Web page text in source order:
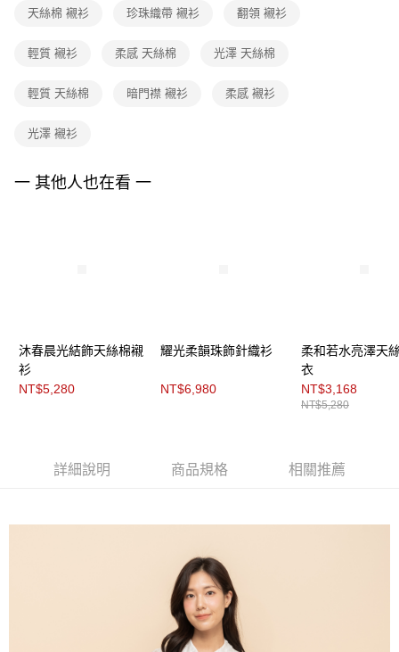
結帳頁面，進行簡訊認證並確認金額後，即可完成結帳。
３．收到繳費通知簡訊後14天內，點擊此簡訊中的連結，可透過四大超商／
購買商品的店家。未經商家同意取消之訂單仍視為有效，需透過AFTEE先享
※ 交易是否成功請以「AFTEE先享後付 」之結帳頁面顯示為準，若有關於
時審查核予不同之上限額度；若仍有額度不足之情形，本公司將視審查結果
請求用戶進行身份認證。
５．嚴禁一人註冊多個帳號或使用他人資訊註冊。若發現惡意使用之情形，
恩沛科技股份有限公司將有權停止該用戶之使用額度並採取法律行動。
付款後全家FamilyMart取貨
每筆NT$90，滿NT$3,600(含以上)免運費
付款後7-11取貨
黑貓宅配
天絲棉 襯衫 珍珠織帶 襯衫 翻領 襯衫
輕質 襯衫 柔感 天絲棉 光澤 天絲棉
輕質 天絲棉 暗門襟 襯衫 柔感 襯衫
光澤 襯衫
一 其他人也在看 一
沐春晨光結飾天絲棉襯
衫
NT$5,280
耀光柔韻珠飾針織衫
NT$6,980
柔和若水亮澤天
衣
NT$3,168
NT$5,280
詳細說明 商品規格 相關推薦